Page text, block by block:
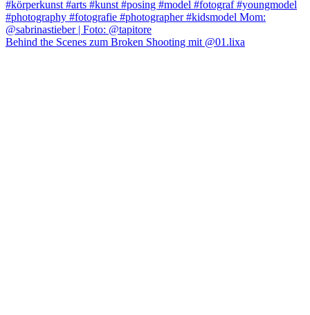
Behind the Scenes zum Broken Shooting mit @01.lixa